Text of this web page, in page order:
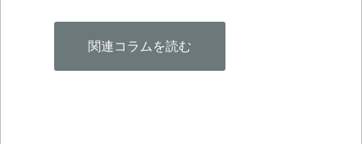
関連コラムを読む